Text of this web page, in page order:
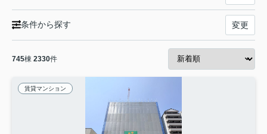
条件から探す 変更
745棟 2330件
賃貸マンション